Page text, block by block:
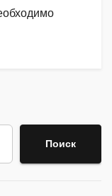
Поиск